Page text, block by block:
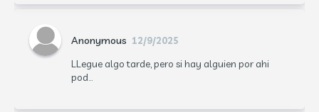
Anonymous 12/9/2025
LLegue algo tarde, pero si hay alguien por ahi
pod...